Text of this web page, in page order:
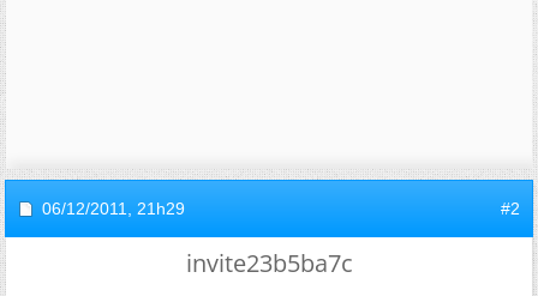
06/12/2011, 21h29 #2
invite23b5ba7c